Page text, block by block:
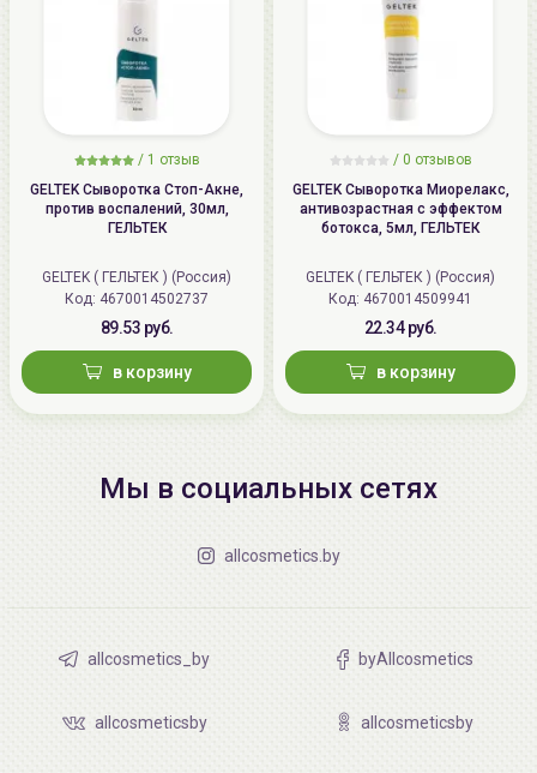
/ 1 отзыв
GELTEK Сыворотка Стоп-Акне,
против воспалений, 30мл,
ГЕЛЬТЕК
GELTEK ( ГЕЛЬТЕК ) (Россия)
Код: 4670014502737
89.53 руб.
в корзину
/ 0 отзывов
GELTEK Сыворотка Миорелакс,
антивозрастная с эффектом
ботокса, 5мл, ГЕЛЬТЕК
GELTEK ( ГЕЛЬТЕК ) (Россия)
Код: 4670014509941
22.34 руб.
в корзину
Мы в социальных сетях
allcosmetics.by
allcosmetics_by byAllcosmetics
allcosmeticsby allcosmeticsby